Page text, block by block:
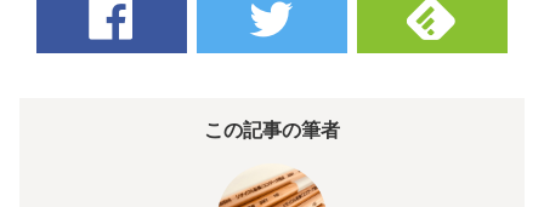
この記事の筆者